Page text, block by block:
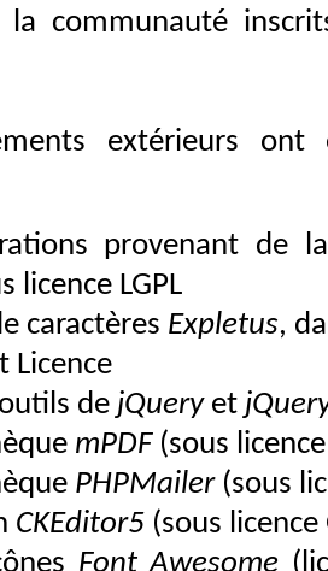
la communauté
extérieurs
provenant de
licence LGPL
caractères Expletus,
Licence
de jQueryet
mPDF(sous
PHPMailer(sous
CKEditor5 (sous licence
Font Awesome